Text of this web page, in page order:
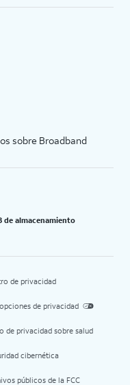
sobre Broadband
de almacenamiento
de privacidad
de privacidad
de privacidad sobre salud
cibernética
públicos de la FCC